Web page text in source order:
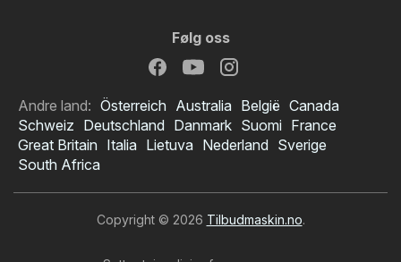
Følg oss
Andre land: Österreich Australia België Canada
Schweiz Deutschland Danmark Suomi France
Great Britain Italia Lietuva Nederland Sverige
South Africa
Copyright © 2026 Tilbudmaskin.no.